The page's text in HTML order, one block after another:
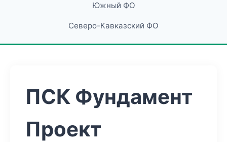
Южный ФО
Северо-Кавказский ФО
ПСК Фундамент
Проект